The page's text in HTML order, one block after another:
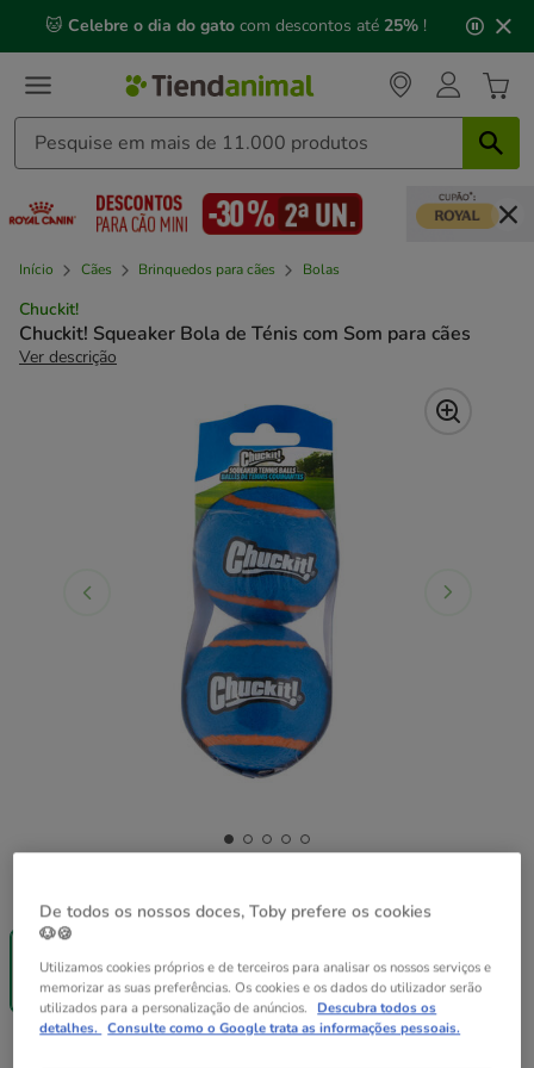
mensagem,
🐱 Celebre o dia do gato com descontos até 25% !
Início Cães Brinquedos para cães Bolas
Chuckit!
Chuckit! Squeaker Bola de Ténis com Som para cães
Ver descrição
1 ud.
-25% na 2ª
8.99€
8.99€
De todos os nossos doces, Toby prefere os cookies
🐶🍪
Utilizamos cookies próprios e de terceiros para analisar os nossos serviços e
memorizar as suas preferências. Os cookies e os dados do utilizador serão
utilizados para a personalização de anúncios. Descubra todos os
detalhes. Consulte como o Google trata as informações pessoais.